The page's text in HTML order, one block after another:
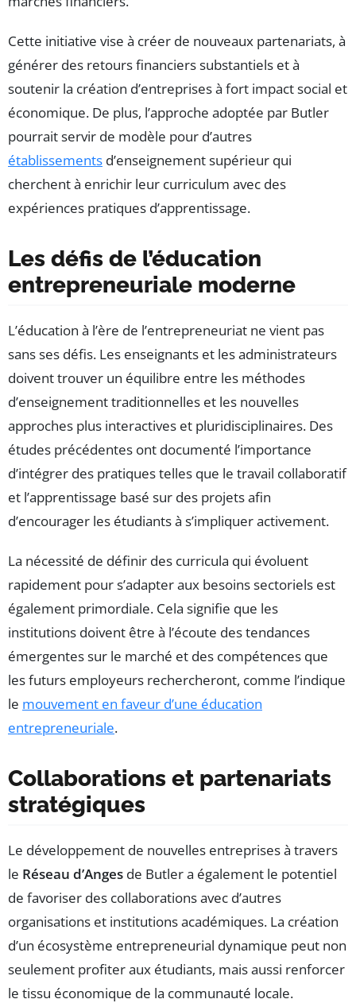
Cette initiative vise à créer de nouveaux partenariats, à
générer des retours financiers substantiels et à
soutenir la création d’entreprises à fort impact social et
économique. De plus, l’approche adoptée par Butler
pourrait servir de modèle pour d’autres
établissements d’enseignement supérieur qui
cherchent à enrichir leur curriculum avec des
expériences pratiques d’apprentissage.
Les défis de l’éducation
entrepreneuriale moderne
L’éducation à l’ère de l’entrepreneuriat ne vient pas
sans ses défis. Les enseignants et les administrateurs
doivent trouver un équilibre entre les méthodes
d’enseignement traditionnelles et les nouvelles
approches plus interactives et pluridisciplinaires. Des
études précédentes ont documenté l’importance
d’intégrer des pratiques telles que le travail collaboratif
et l’apprentissage basé sur des projets afin
d’encourager les étudiants à s’impliquer activement.
La nécessité de définir des curricula qui évoluent
rapidement pour s’adapter aux besoins sectoriels est
également primordiale. Cela signifie que les
institutions doivent être à l’écoute des tendances
émergentes sur le marché et des compétences que
les futurs employeurs rechercheront, comme l’indique
le mouvement en faveur d’une éducation
entrepreneuriale.
Collaborations et partenariats
stratégiques
Le développement de nouvelles entreprises à travers
le Réseau d’Anges de Butler a également le potentiel
de favoriser des collaborations avec d’autres
organisations et institutions académiques. La création
d’un écosystème entrepreneurial dynamique peut non
seulement profiter aux étudiants, mais aussi renforcer
le tissu économique de la communauté locale.